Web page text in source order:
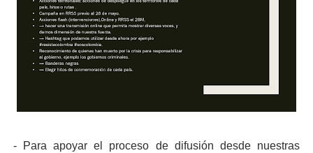
- Para apoyar el proceso de difusión desde nuestras